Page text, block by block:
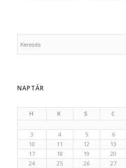
NAPTÁR
H K S C
3
4 5 6
10
11 12 13
17
18 19 20
24
25 26 27